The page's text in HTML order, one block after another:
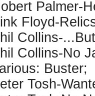
Palmer-
Floyd-
Collins-
Collins-No
Buster;
Tosh-